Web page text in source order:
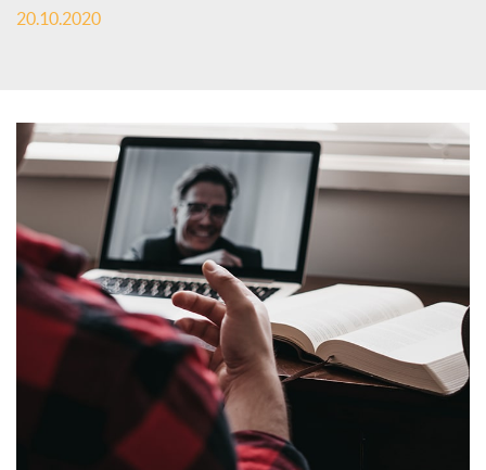
s
o
c
i
a
20.10.2020